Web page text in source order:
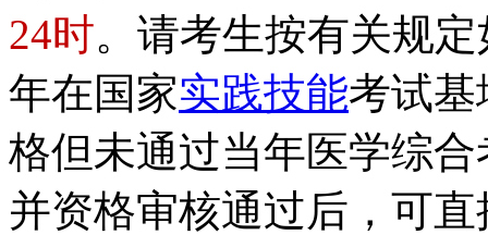
24时。请考生按有关规
年在国家实践技能考试
格但未通过当年医学综
并资格审核通过后，可